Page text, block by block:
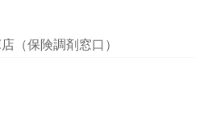
（保険調剤窓口）